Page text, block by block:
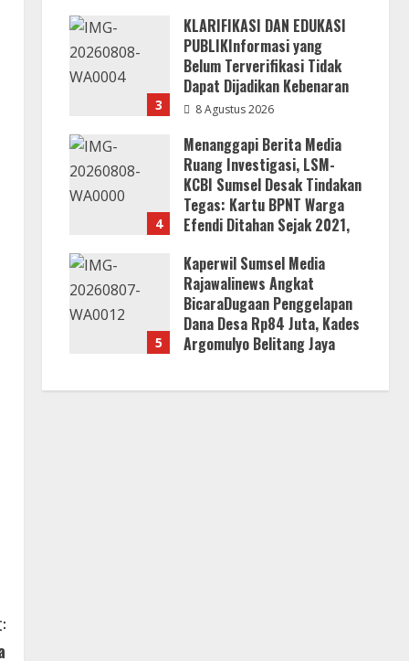
3
KLARIFIKASI DAN EDUKASI
PUBLIKInformasi yang
Belum Terverifikasi Tidak
Dapat Dijadikan Kebenaran
8 Agustus 2026
4
Menanggapi Berita Media
Ruang Investigasi, LSM-
KCBI Sumsel Desak Tindakan
Tegas: Kartu BPNT Warga
Efendi Ditahan Sejak 2021,
Jawab?
8 Agustus 2026
5
Kaperwil Sumsel Media
Rajawalinews Angkat
BicaraDugaan Penggelapan
Dana Desa Rp84 Juta, Kades
Argomulyo Belitang Jaya